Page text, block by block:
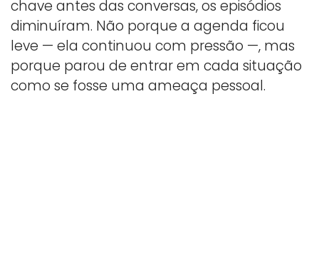
chave antes das conversas, os episódios
diminuíram. Não porque a agenda ficou
leve — ela continuou com pressão —, mas
porque parou de entrar em cada situação
como se fosse uma ameaça pessoal.